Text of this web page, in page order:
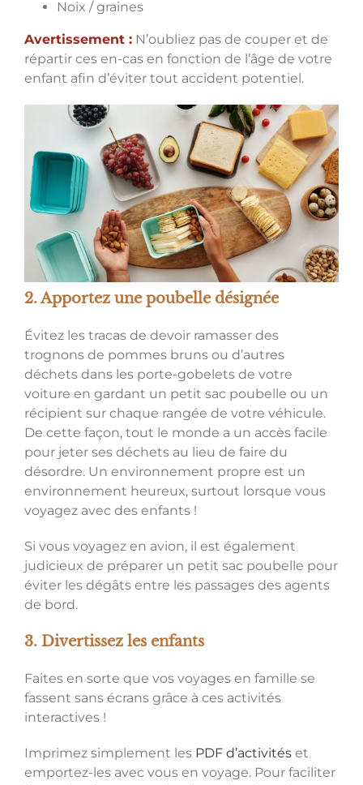
Noix / graines
Avertissement : N’oubliez pas de couper et de
répartir ces en-cas en fonction de l’âge de votre
enfant afin d’éviter tout accident potentiel.
2. Apportez une poubelle désignée
Évitez les tracas de devoir ramasser des
trognons de pommes bruns ou d’autres
déchets dans les porte-gobelets de votre
voiture en gardant un petit sac poubelle ou un
récipient sur chaque rangée de votre véhicule.
De cette façon, tout le monde a un accès facile
pour jeter ses déchets au lieu de faire du
désordre. Un environnement propre est un
environnement heureux, surtout lorsque vous
voyagez avec des enfants !
Si vous voyagez en avion, il est également
judicieux de préparer un petit sac poubelle pour
éviter les dégâts entre les passages des agents
de bord.
3. Divertissez les enfants
Faites en sorte que vos voyages en famille se
fassent sans écrans grâce à ces activités
interactives !
Imprimez simplement les PDF d’activitéset
emportez-les avec vous en voyage. Pour faciliter